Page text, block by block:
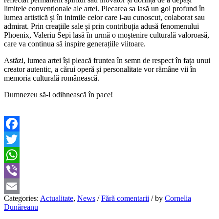
limitele convenționale ale artei. Plecarea sa lasă un gol profund în
lumea artistică și în inimile celor care l-au cunoscut, colaborat sau
admirat. Prin creațiile sale și prin contribuția adusă fenomenului
Phoenix, Valeriu Sepi lasă în urmă o moștenire culturală valoroasă,
care va continua să inspire generațiile viitoare.
Astăzi, lumea artei își pleacă fruntea în semn de respect în fața unui
creator autentic, a cărui operă și personalitate vor rămâne vii în
memoria culturală românească.
Dumnezeu să-l odihnească în pace!
Facebook
Twitter
WhatsApp
Viber
Email
Categories: Actualitate, News / Fără comentarii /by Cornelia
Dunăreanu